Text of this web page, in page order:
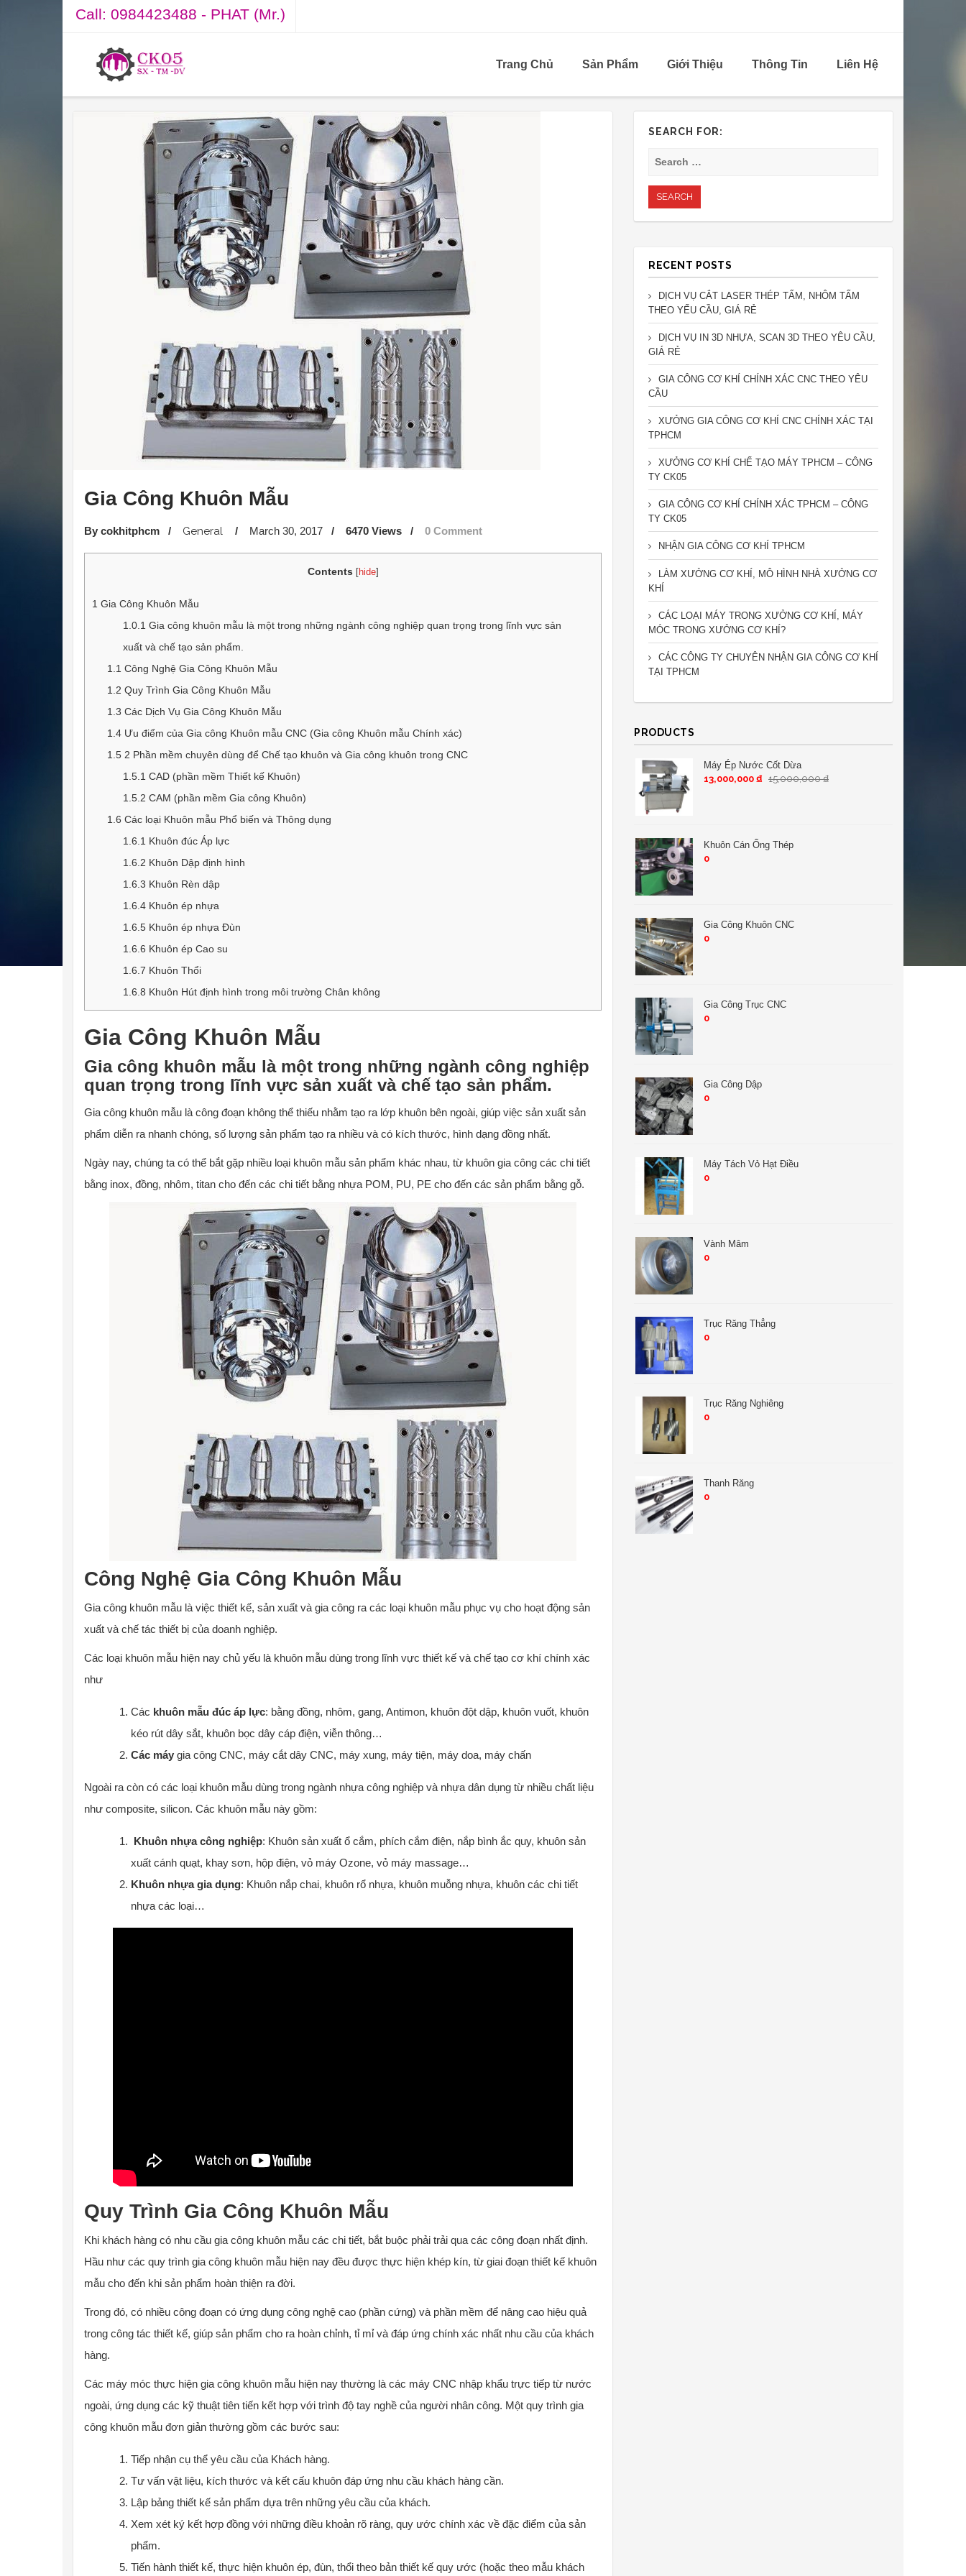
Call: 0984423488 - PHAT (Mr.)
Trang Chủ Sản Phẩm Giới Thiệu Thông Tin Liên Hệ
Gia Công Khuôn Mẫu
By cokhitphcm / General / March 30, 2017 / 6470 Views / 0 Comment
Contents [hide]
1 Gia Công Khuôn Mẫu
1.0.1 Gia công khuôn mẫu là một trong những ngành công nghiệp quan trọng trong lĩnh vực sản
xuất và chế tạo sản phẩm.
1.1 Công Nghệ Gia Công Khuôn Mẫu
1.2 Quy Trình Gia Công Khuôn Mẫu
1.3 Các Dịch Vụ Gia Công Khuôn Mẫu
1.4 Ưu điểm của Gia công Khuôn mẫu CNC (Gia công Khuôn mẫu Chính xác)
1.5 2 Phần mềm chuyên dùng để Chế tạo khuôn và Gia công khuôn trong CNC
1.5.1 CAD (phần mềm Thiết kế Khuôn)
1.5.2 CAM (phần mềm Gia công Khuôn)
1.6 Các loại Khuôn mẫu Phổ biến và Thông dụng
1.6.1 Khuôn đúc Áp lực
1.6.2 Khuôn Dập định hình
1.6.3 Khuôn Rèn dập
1.6.4Khuôn ép nhựa
1.6.5Khuôn ép nhựa Đùn
1.6.6 Khuôn ép Cao su
1.6.7 Khuôn Thổi
1.6.8 Khuôn Hút định hình trong môi trường Chân không
Gia Công Khuôn Mẫu
Gia công khuôn mẫu là một trong những ngành công nghiệp
quan trọng trong lĩnh vực sản xuất và chế tạo sản phẩm.
Gia công khuôn mẫu là công đoạn không thể thiếu nhằm tạo ra lớp khuôn bên ngoài, giúp việc sản xuất sản
phẩm diễn ra nhanh chóng, số lượng sản phẩm tạo ra nhiều và có kích thước, hình dạng đồng nhất.
Ngày nay, chúng ta có thể bắt gặp nhiều loại khuôn mẫu sản phẩm khác nhau, từ khuôn gia công các chi tiết
bằng inox, đồng, nhôm, titan cho đến các chi tiết bằng nhựa POM, PU, PE cho đến các sản phẩm bằng gỗ.
Công Nghệ Gia Công Khuôn Mẫu
Gia công khuôn mẫu là việc thiết kế, sản xuất và gia công ra các loại khuôn mẫu phục vụ cho hoạt động sản
xuất và chế tác thiết bị của doanh nghiệp.
Các loại khuôn mẫu hiện nay chủ yếu là khuôn mẫu dùng trong lĩnh vực thiết kế và chế tạo cơ khí chính xác
như
Các khuôn mẫu đúc áp lực: bằng đồng, nhôm, gang, Antimon, khuôn đột dập, khuôn vuốt, khuôn
kéo rút dây sắt, khuôn bọc dây cáp điện, viễn thông…
Các máy gia công CNC, máy cắt dây CNC, máy xung, máy tiện, máy doa, máy chấn
Ngoài ra còn có các loại khuôn mẫu dùng trong ngành nhựa công nghiệp và nhựa dân dụng từ nhiều chất liệu
như composite, silicon. Các khuôn mẫu này gồm:
Khuôn nhựa công nghiệp: Khuôn sản xuất ổ cắm, phích cắm điện, nắp bình ắc quy, khuôn sản
xuất cánh quạt, khay sơn, hộp điện, vỏ máy Ozone, vỏ máy massage…
Khuôn nhựa gia dụng: Khuôn nắp chai, khuôn rổ nhựa, khuôn muỗng nhựa, khuôn các chi tiết
nhựa các loại…
Quy Trình Gia Công Khuôn Mẫu
Khi khách hàng có nhu cầu gia công khuôn mẫu các chi tiết, bắt buộc phải trải qua các công đoạn nhất định.
Hầu như các quy trình gia công khuôn mẫu hiện nay đều được thực hiện khép kín, từ giai đoạn thiết kế khuôn
mẫu cho đến khi sản phẩm hoàn thiện ra đời.
Trong đó, có nhiều công đoạn có ứng dụng công nghệ cao (phần cứng) và phần mềm để nâng cao hiệu quả
trong công tác thiết kế, giúp sản phẩm cho ra hoàn chỉnh, tỉ mỉ và đáp ứng chính xác nhất nhu cầu của khách
hàng.
Các máy móc thực hiện gia công khuôn mẫu hiện nay thường là các máy CNC nhập khẩu trực tiếp từ nước
ngoài, ứng dụng các kỹ thuật tiên tiến kết hợp với trình độ tay nghề của người nhân công. Một quy trình gia
công khuôn mẫu đơn giản thường gồm các bước sau:
Tiếp nhận cụ thể yêu cầu của Khách hàng.
Tư vấn vật liệu, kích thước và kết cấu khuôn đáp ứng nhu cầu khách hàng cần.
Lập bảng thiết kế sản phẩm dựa trên những yêu cầu của khách.
Xem xét ký kết hợp đồng với những điều khoản rõ ràng, quy ước chính xác về đặc điểm của sản
phẩm.
Tiến hành thiết kế, thực hiện khuôn ép, đùn, thổi theo bản thiết kế quy ước (hoặc theo mẫu khách
SEARCH FOR:
RECENT POSTS
DỊCH VỤ CẮT LASER THÉP TẤM, NHÔM TẤM
THEO YẾU CẦU, GIÁ RẺ
DỊCH VỤ IN 3D NHỰA, SCAN 3D THEO YÊU CẦU,
GIÁ RẺ
GIA CÔNG CƠ KHÍ CHÍNH XÁC CNC THEO YÊU
CẦU
XƯỞNG GIA CÔNG CƠ KHÍ CNC CHÍNH XÁC TẠI
TPHCM
XƯỞNG CƠ KHÍ CHẾ TẠO MÁY TPHCM – CÔNG
TY CK05
GIA CÔNG CƠ KHÍ CHÍNH XÁC TPHCM – CÔNG
TY CK05
NHẬN GIA CÔNG CƠ KHÍ TPHCM
LÀM XƯỞNG CƠ KHÍ, MÔ HÌNH NHÀ XƯỞNG CƠ
KHÍ
CÁC LOẠI MÁY TRONG XƯỞNG CƠ KHÍ, MÁY
MÓC TRONG XƯỞNG CƠ KHÍ?
CÁC CÔNG TY CHUYÊN NHẬN GIA CÔNG CƠ KHÍ
TẠI TPHCM
PRODUCTS
Máy Ép Nước Cốt Dừa
13,000,000 ₫ 15,000,000₫
Khuôn Cán Ống Thép
0
Gia Công Khuôn CNC
0
Gia Công Trục CNC
0
Gia Công Dập
0
Máy Tách Vỏ Hạt Điều
0
Vành Mâm
0
Trục Răng Thẳng
0
Trục Răng Nghiêng
0
Thanh Răng
0